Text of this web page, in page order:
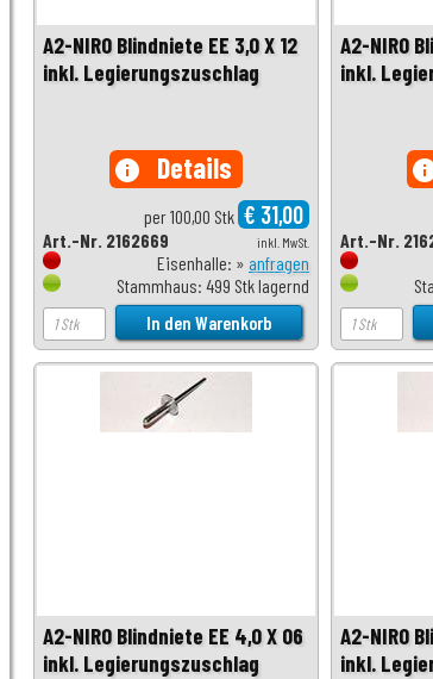
A2-NIRO Blindniete EE 3,0 X 12
inkl. Legierungszuschlag
info Details
per 100,00 Stk € 31,00
inkl. MwSt.
Art.-Nr. 2162669
Eisenhalle: » anfragen
Stammhaus: 499 Stk lagernd
A2-NIRO
inkl.
Art.-Nr.
A2-NIRO Blindniete EE 4,0 X 06
inkl. Legierungszuschlag
A2-NIRO
inkl.